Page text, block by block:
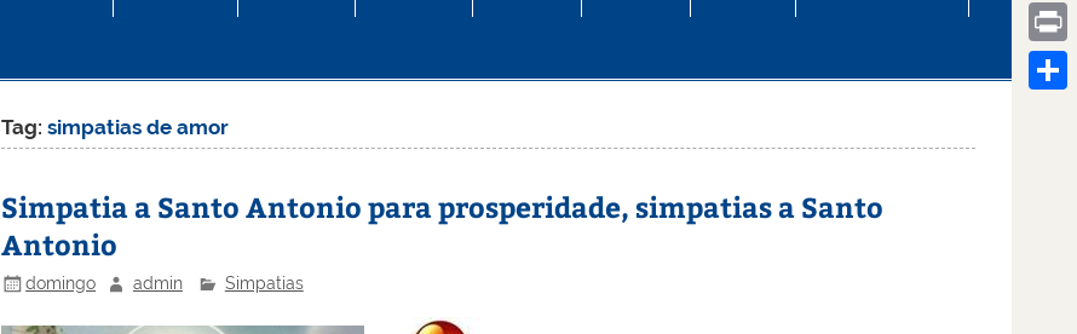
Tag:simpatias de amor
Simpatia a Santo Antonio para prosperidade, simpatias a Santo
Antonio
domingo admin Simpatias
Mail
Print